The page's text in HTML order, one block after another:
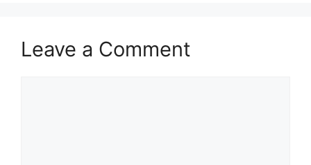
Leave a Comment